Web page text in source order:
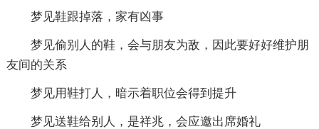
梦见鞋跟掉落，家有凶事
梦见偷别人的鞋，会与朋友为敌，因此要好好维护朋
友间的关系
梦见用鞋打人，暗示着职位会得到提升
梦见送鞋给别人，是祥兆，会应邀出席婚礼